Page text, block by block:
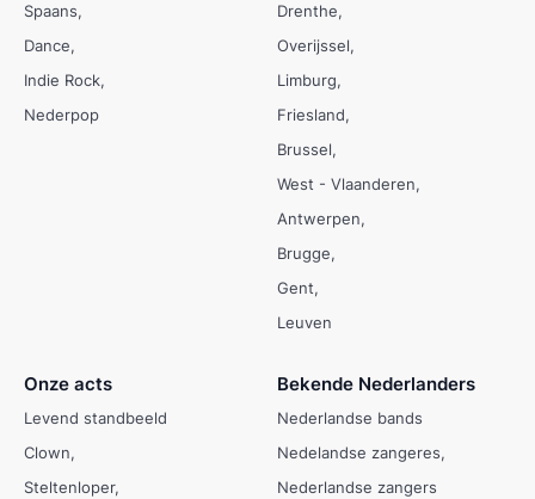
Spaans
Dance
Indie Rock
Nederpop
Drenthe
Overijssel
Limburg
Friesland
Brussel
West - Vlaanderen
Antwerpen
Brugge
Gent
Leuven
Onze acts
Levend standbeeld
Clown
Steltenloper
Bekende Nederlanders
Nederlandse bands
Nedelandse zangeres
Nederlandse zangers